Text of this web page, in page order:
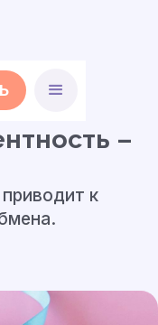
–
к